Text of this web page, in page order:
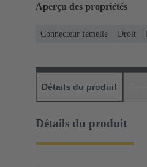
Aperçu des propriétés
Connecteur femelle Droit
Détails du produit
Détails du produit